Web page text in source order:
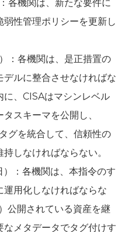
各機関は、新たな要件に
性管理ポリシーを更新し
：各機関は、是正措置の
デルに整合させなければな
に、CISAはマシンレベル
スキーマを公開し、
グを統合して、信頼性の
しなければならない。
：各機関は、本指令のす
運用化しなければならな
公開されている資産を継
なメタデータでタグ付けす